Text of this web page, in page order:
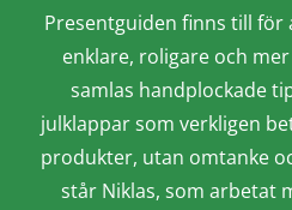
Presentguiden finns till
enklare, roligare och
samlas handplockade
julklappar som verkligen
produkter, utan omtanke
står Niklas, som arbetat